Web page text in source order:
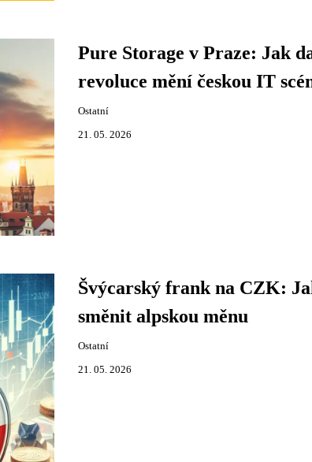
Pure Storage v Praze: Jak
revoluce mění českou IT
Ostatní
21. 05. 2026
Švýcarský frank na CZK:
směnit alpskou měnu
Ostatní
21. 05. 2026